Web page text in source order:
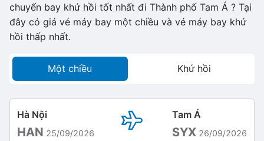
chuyến bay khứ hồi tốt nhất đi Thành phố Tam Á ? Tại
đây có giá vé máy bay một chiều và vé máy bay khứ
hồi thấp nhất.
Một chiều Khứ hồi
Hà Nội
HAN 25/09/2026
Tam Á
SYX 26/09/2026